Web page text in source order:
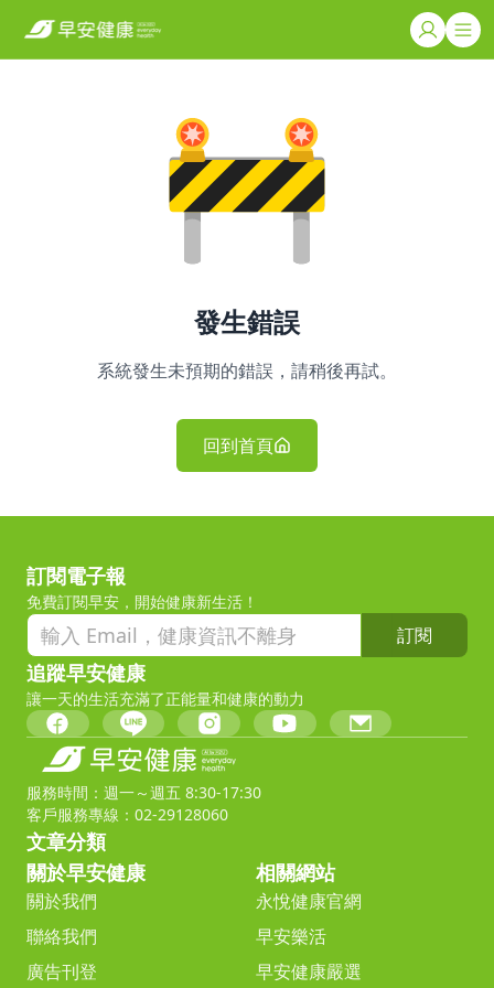
發生錯誤
系統發生未預期的錯誤，請稍後再試。
回到首頁
訂閱電子報
免費訂閱早安，開始健康新生活！
訂閱
追蹤早安健康
讓一天的生活充滿了正能量和健康的動力
服務時間：週一～週五 8:30-17:30
客戶服務專線：02-29128060
文章分類
關於早安健康
關於我們
聯絡我們
廣告刊登
相關網站
永悅健康官網
早安樂活
早安健康嚴選